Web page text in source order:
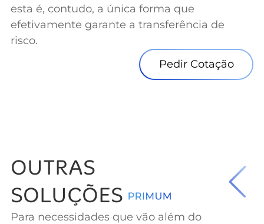
esta é, contudo, a única forma que
efetivamente garante a transferência de
risco.
Pedir Cotação
OUTRAS
SOLUÇÕES
Para necessidades que vão além do